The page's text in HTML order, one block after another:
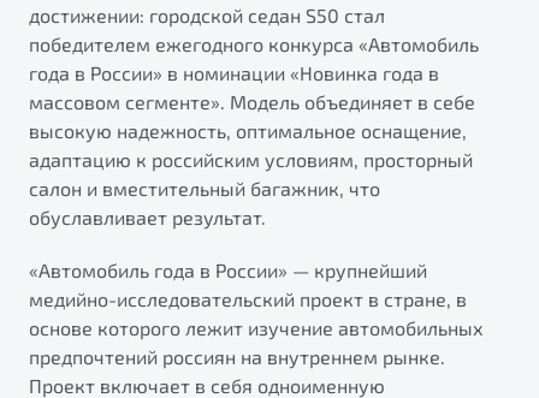
Элегантный и практичный седан
от 1 699 990 ₽*
Обзор В наличии
X70
Узнайте о специальных выгодах при покупке
автомобиля Belgee
Автомобили в наличии
Будьте еще более уверены на дорогах с программой
"Помощь на дорогах"
достижении: городской седан S50 стал
победителем ежегодного конкурса «Автомобиль
года в России» в номинации «Новинка года в
массовом сегменте». Модель объединяет в себе
высокую надежность, оптимальное оснащение,
адаптацию к российским условиям, просторный
салон и вместительный багажник, что
обуславливает результат.
«Автомобиль года в России» — крупнейший
медийно-исследовательский проект в стране, в
основе которого лежит изучение автомобильных
предпочтений россиян на внутреннем рынке.
Проект включает в себя одноименную